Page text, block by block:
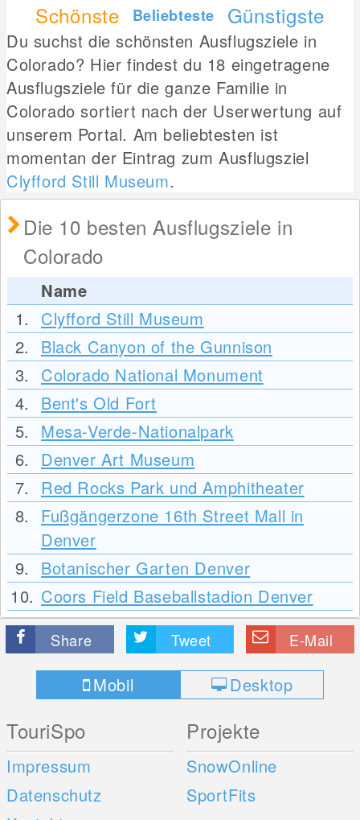
Schönste
Beliebteste Günstigste
Du suchst die schönsten Ausflugsziele in
Colorado? Hier findest du 18 eingetragene
Ausflugsziele für die ganze Familie in
Colorado sortiert nach der Userwertung auf
unserem Portal. Am beliebtesten ist
momentan der Eintrag zum Ausflugsziel
Clyfford Still Museum.
Die 10 besten Ausflugsziele in
Colorado
Name
1.
Clyfford Still Museum
2.
Black Canyon of the Gunnison
3.
Colorado National Monument
4.
Bent's Old Fort
5.
Mesa-Verde-Nationalpark
6.
Denver Art Museum
7.
Red Rocks Park und Amphitheater
8.
Fußgängerzone 16th Street Mall in
Denver
9.
Botanischer Garten Denver
10. Coors Field Baseballstadion Denver
Share Tweet E-Mail
Mobil Desktop
TouriSpo
Impressum
Datenschutz
Projekte
SnowOnline
SportFits